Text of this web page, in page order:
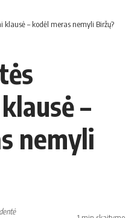
klausė – kodėl meras nemyli Biržų?
–
nemyli